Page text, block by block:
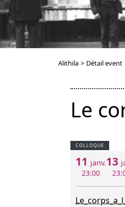
Alithila > Détail event
Le
COLLOQUE
11 janv.
23:00
13